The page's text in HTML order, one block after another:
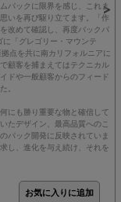
パックに限界を感じ、これま
いを再び駆り立てます。「作
改めて確認し、再度バックパ
「グレゴリー・マウンテ
点を共に南カリフォルニアに
顧客を捕まえてはテクニカル
ドや一般顧客からのフィード
。
にも勝り重要な物と確信して
たデザイン、最高品質へのこ
パック開発に反映されていま
し、進化を与え続け、それを